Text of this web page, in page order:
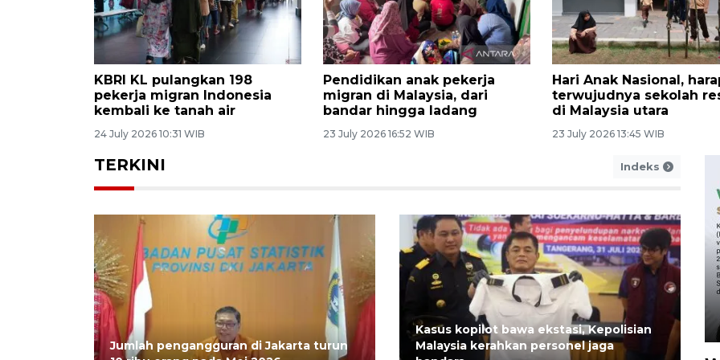
Guru: CLC di Malaysia kurangi
keterlibatan anak PMI di
ladang sawit
04 August 2026 18:09 WIB
Disnaker Jember kawal
pemulangan jenazah PMI dari
Malaysia
04 August 2026 9:38 WIB
Sambut bulan
WNI ikuti lomba di KBRI
dengan semarak
01 August 2026 22:43 WIB
TERKINI Indeks
Jumlah pengangguran di Jakarta turun
Kasus kopilot bawa ekstasi, Kepolisian
Malaysia kerahkan personel jaga